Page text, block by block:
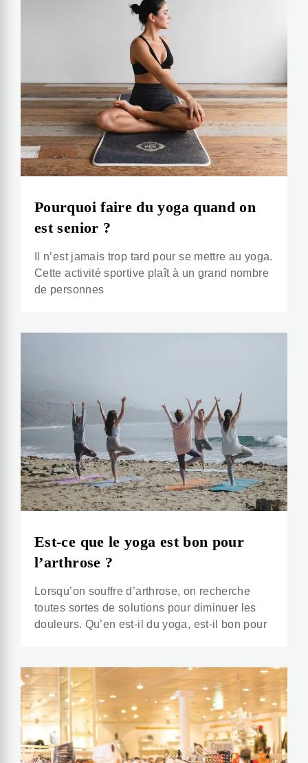
Pourquoi faire du yoga quand on
est senior ?
Il n’est jamais trop tard pour se mettre au yoga.
Cette activité sportive plaît à un grand nombre
de personnes
Est-ce que le yoga est bon pour
l’arthrose ?
Lorsqu’on souffre d’arthrose, on recherche
toutes sortes de solutions pour diminuer les
douleurs. Qu’en est-il du yoga, est-il bon pour